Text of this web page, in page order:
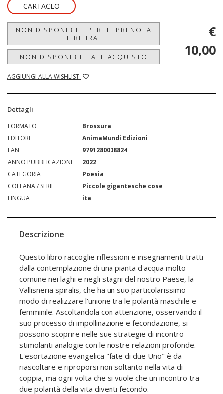
CARTACEO
NON DISPONIBILE PER IL 'PRENOTA
E RITIRA'
NON DISPONIBILE ALL'ACQUISTO
AGGIUNGI ALLA WISHLIST
€
10,00
Dettagli
FORMATO
Brossura
EDITORE
AnimaMundi Edizioni
EAN
9791280008824
ANNO PUBBLICAZIONE
2022
CATEGORIA
Poesia
COLLANA / SERIE
Piccole gigantesche cose
LINGUA
ita
Descrizione
Questo libro raccoglie riflessioni e insegnamenti tratti
dalla contemplazione di una pianta d'acqua molto
comune nei laghi e negli stagni del nostro Paese, la
Vallisneria spiralis, che ha un suo particolarissimo
modo di realizzare l'unione tra le polarità maschile e
femminile. Ascoltandola con attenzione, osservando il
suo processo di impollinazione e fecondazione, si
possono scoprire nelle sue strategie di incontro
stimolanti analogie con le nostre relazioni profonde.
L'esortazione evangelica "fate di due Uno" è da
riascoltare e riproporsi non soltanto nella vita di
coppia, ma ogni volta che si vuole che un incontro tra
due polarità della vita diventi fecondo.